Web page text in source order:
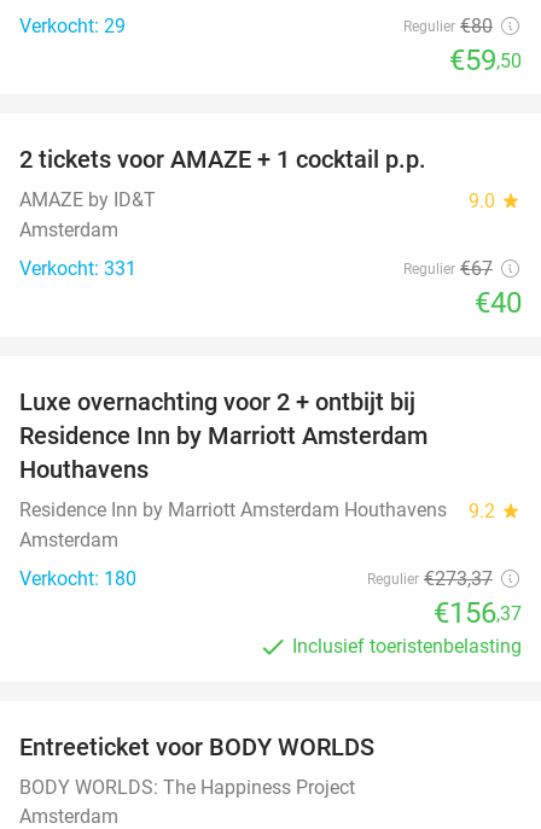
Verkocht: 29
Regulier €80
€59,50
2 tickets voor AMAZE + 1 cocktail p.p.
AMAZE by ID&T 9.0 star
Amsterdam
Verkocht: 331
Regulier €67
€40
Luxe overnachting voor 2 + ontbijt bij
Residence Inn by Marriott Amsterdam
Houthavens
Residence Inn by Marriott Amsterdam Houthavens 9.2 star
Amsterdam
Verkocht: 180
Regulier €273,37
€156,37
Inclusief toeristenbelasting
Entreeticket voor BODY WORLDS
BODY WORLDS: The Happiness Project
Amsterdam